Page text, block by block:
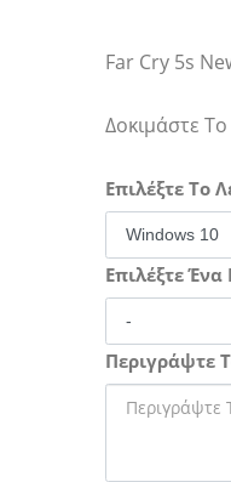
Far Cry 5s
Δοκιμάστε
Επιλέξτε Το
Επιλέξτε
Περιγράψτε